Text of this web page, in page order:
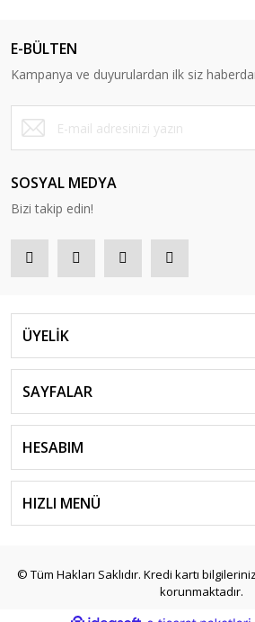
E-BÜLTEN
Kampanya ve duyurulardan ilk siz
SOSYAL MEDYA
Bizi takip edin!
ÜYELİK
SAYFALAR
HESABIM
HIZLI MENÜ
© Tüm Hakları Saklıdır. Kredi kartı
korunmaktadır.